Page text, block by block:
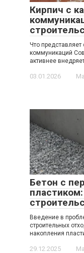
Кирпич с
Что
коммуникаций
активнее
03.01.2026
Бетон с
Введение в
строительных
накопления
29.12.2025